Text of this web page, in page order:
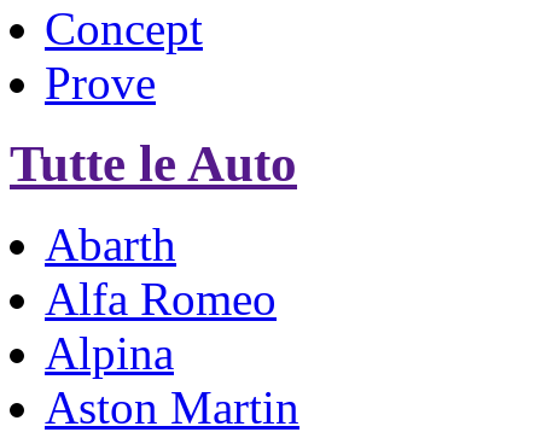
Concept
Prove
Tutte le Auto
Abarth
Alfa Romeo
Alpina
Aston Martin